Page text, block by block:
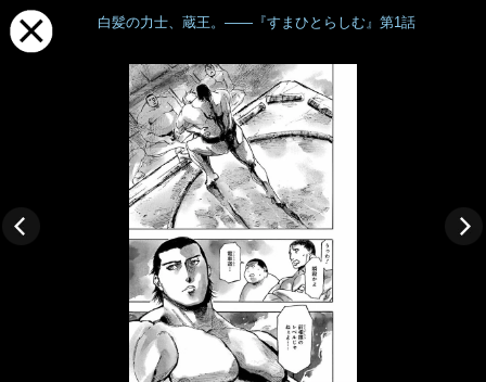
白髪の力士、蔵王。――『すまひとらしむ』第1話